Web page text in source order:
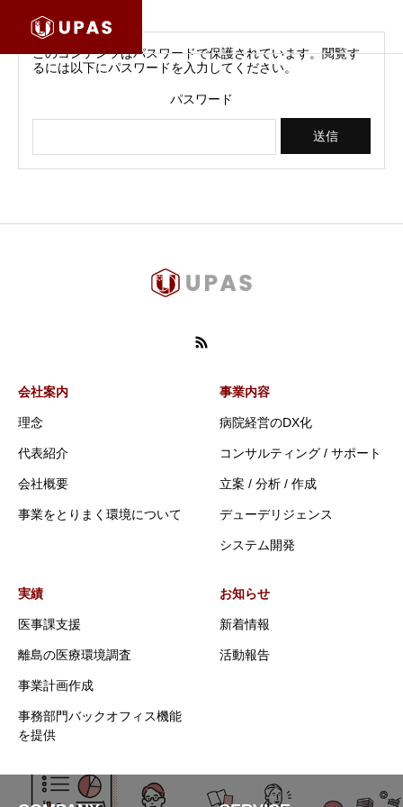
このコンテンツはパスワードで保護されています。閲覧す
るには以下にパスワードを入力してください。
パスワード
会社案内
理念
代表紹介
会社概要
事業をとりまく環境について
事業内容
病院経営のDX化
コンサルティング / サポート
立案 / 分析 / 作成
デューデリジェンス
システム開発
実績
医事課支援
離島の医療環境調査
事業計画作成
事務部門バックオフィス機能
を提供
お知らせ
新着情報
活動報告